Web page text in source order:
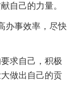
自己的力量。
办事效率，尽快
求自己，积极
做出自己的贡